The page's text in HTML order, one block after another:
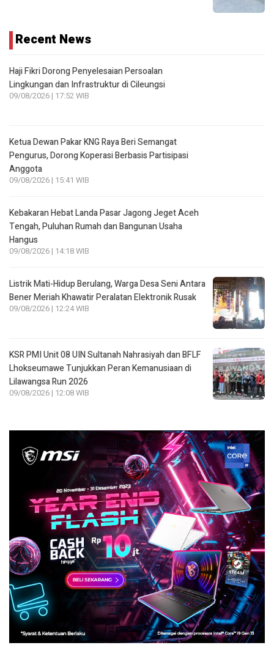
Recent News
Haji Fikri Dorong Penyelesaian Persoalan
Lingkungan dan Infrastruktur di Cileungsi
09/08/2026 | 17:52 WIB
Ketua Dewan Pakar KNG Raya Beri Semangat
Pengurus, Dorong Koperasi Berbasis Partisipasi
Anggota
09/08/2026 | 15:41 WIB
Kebakaran Hebat Landa Pasar Jagong Jeget Aceh
Tengah, Puluhan Rumah dan Bangunan Usaha
Hangus
09/08/2026 | 14:18 WIB
Listrik Mati-Hidup Berulang, Warga Desa Seni Antara
Bener Meriah Khawatir Peralatan Elektronik Rusak
09/08/2026 | 12:24 WIB
KSR PMI Unit 08 UIN Sultanah Nahrasiyah dan BFLF
Lhokseumawe Tunjukkan Peran Kemanusiaan di
Lilawangsa Run 2026
09/08/2026 | 12:08 WIB